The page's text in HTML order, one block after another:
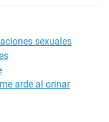
sexuales
arde al orinar